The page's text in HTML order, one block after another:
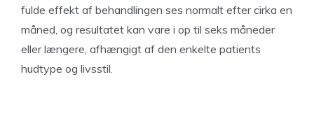
fulde effekt af behandlingen ses normalt efter cirka en
måned, og resultatet kan vare i op til seks måneder
eller længere, afhængigt af den enkelte patients
hudtype og livsstil.